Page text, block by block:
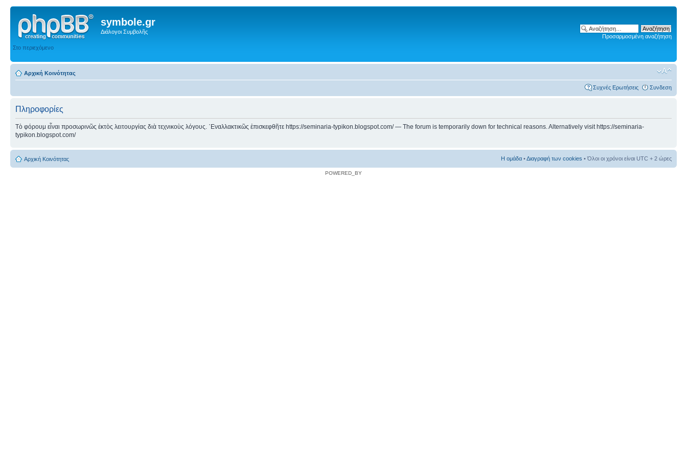
symbole.gr
Διάλογοι Συμβολῆς
Στο περιεχόμενο
Προσαρμοσμένη αναζήτηση
Αρχική Κοινότητας
Συχνές Ερωτήσεις Συνδεση
Πληροφορίες
Τὸ φόρουμ εἶναι προσωρινῶς ἐκτὸς λειτουργίας διὰ τεχνικοὺς λόγους. ᾿Εναλλακτικῶς ἐπισκεφθῆτε https://seminaria-typikon.blogspot.com/ — The forum is temporarily down for technical reasons. Alternatively visit https://seminaria-
typikon.blogspot.com/
Αρχική Κοινότητας Η ομάδα •Διαγραφή των cookies • Όλοι οι χρόνοι είναι UTC + 2 ώρες
POWERED_BY